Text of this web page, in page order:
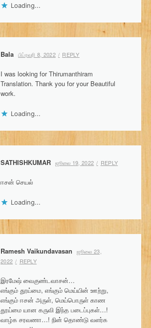
Loading...
Bala பிப்ரவரி 8, 2022 REPLY
I was looking for Thirumanthiram
Translation. Thank you for your Beautiful
work.
Loading...
SATHISHKUMAR ஜூலை 19, 2022 REPLY
ஈசன் செயல்
Loading...
Ramesh Vaikundavasan
ஜூலை 23,
2022
REPLY
இரமேஷ் வைகுண்டவாசன்…
எங்கும் தூய்மை, எங்கும் மெய்யின் ஊற்று,
எங்கும் ஈசன் அருள், மெய்பொருள் காண
தூய்மை யான கருவி இந்த படைப்புகள்…!
வாழ்க சரவணா…! நின் தொண்டு வளர்க